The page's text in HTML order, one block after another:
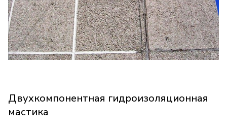
Двухкомпонентная гидроизоляционная
мастика